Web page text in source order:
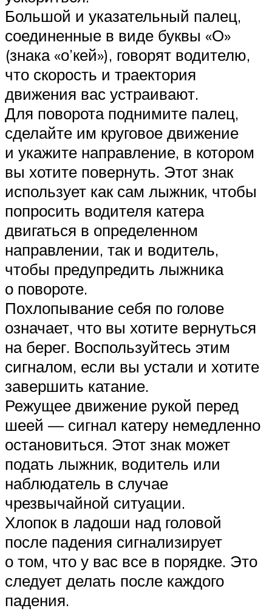
Большой и указательный палец,
соединенные в виде буквы «О»
(знака «о’кей»), говорят водителю,
что скорость и траектория
движения вас устраивают.
Для поворота поднимите палец,
сделайте им круговое движение
и укажите направление, в котором
вы хотите повернуть. Этот знак
использует как сам лыжник, чтобы
попросить водителя катера
двигаться в определенном
направлении, так и водитель,
чтобы предупредить лыжника
о повороте.
Похлопывание себя по голове
означает, что вы хотите вернуться
на берег. Воспользуйтесь этим
сигналом, если вы устали и хотите
завершить катание.
Режущее движение рукой перед
шеей — сигнал катеру немедленно
остановиться. Этот знак может
подать лыжник, водитель или
наблюдатель в случае
чрезвычайной ситуации.
Хлопок в ладоши над головой
после падения сигнализирует
о том, что у вас все в порядке. Это
следует делать после каждого
падения.